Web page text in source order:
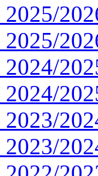
2025/
2025/
2024/
2024/
2023/
2023/